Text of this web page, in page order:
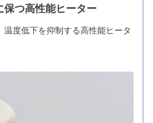
保つ高性能ヒーター
度低下を抑制する高性能ヒータ